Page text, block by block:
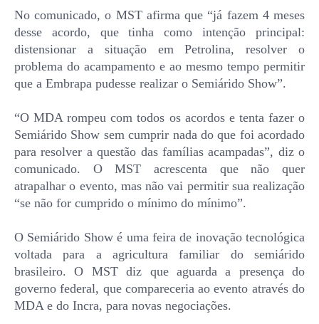
No comunicado, o MST afirma que “já fazem 4 meses
desse acordo, que tinha como intenção principal:
distensionar a situação em Petrolina, resolver o
problema do acampamento e ao mesmo tempo permitir
que a Embrapa pudesse realizar o Semiárido Show”.
“O MDA rompeu com todos os acordos e tenta fazer o
Semiárido Show sem cumprir nada do que foi acordado
para resolver a questão das famílias acampadas”, diz o
comunicado. O MST acrescenta que não quer
atrapalhar o evento, mas não vai permitir sua realização
“se não for cumprido o mínimo do mínimo”.
O Semiárido Show é uma feira de inovação tecnológica
voltada para a agricultura familiar do semiárido
brasileiro. O MST diz que aguarda a presença do
governo federal, que compareceria ao evento através do
MDA e do Incra, para novas negociações.